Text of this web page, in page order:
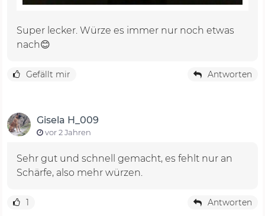
Super lecker. Würze es immer nur noch etwas
nach😊
Gefällt mir Antworten
Gisela H_009
vor 2 Jahren
Sehr gut und schnell gemacht, es fehlt nur an
Schärfe, also mehr würzen.
1 Antworten